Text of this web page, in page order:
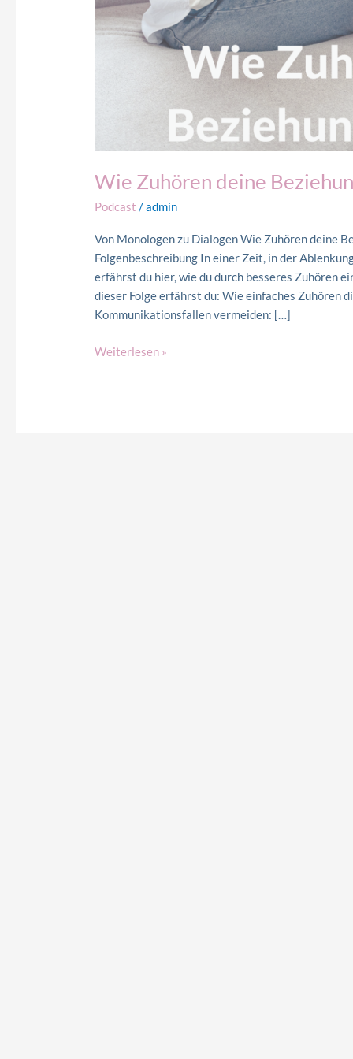
Wie Zuhören deine
Podcast /admin
Von Monologen zu Dialogen Wie Zuhören deine
Folgenbeschreibung In einer Zeit, in der
erfährst du hier, wie du durch besseres Zuhören
dieser Folge erfährst du: Wie einfaches Zuhören
Kommunikationsfallen vermeiden: […]
Weiterlesen »